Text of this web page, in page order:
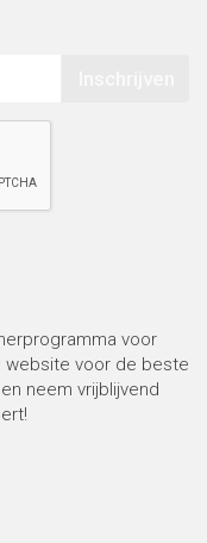
voor
website voor de beste
neem vrijblijvend